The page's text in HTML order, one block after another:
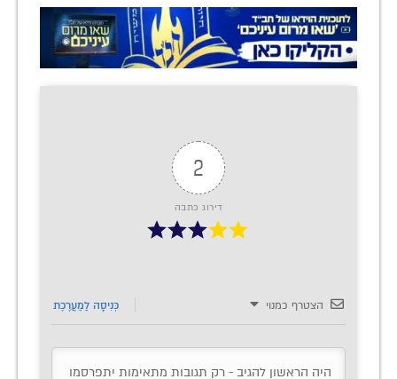
2
דירוג כתבה
הצטרף כמנוי כְּנִיסָה לַמַעֲרֶכֶת